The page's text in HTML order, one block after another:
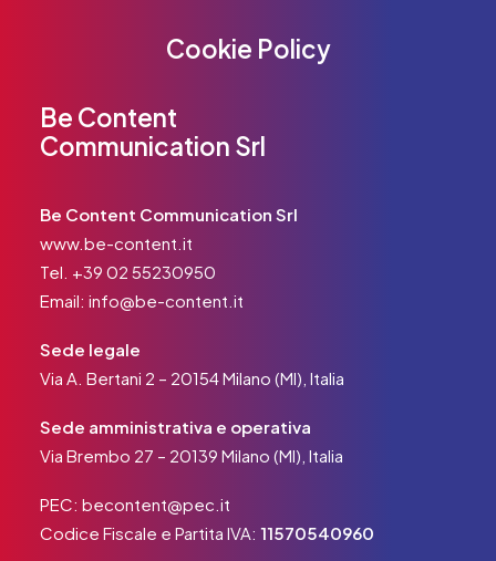
Cookie Policy
Be Content
Communication Srl
Be Content Communication Srl
www.be-content.it
Tel. +39 02 55230950
Email: info@be-content.it
Sede legale
Via A. Bertani 2 – 20154 Milano (MI), Italia
Sede amministrativa e operativa
Via Brembo 27 – 20139 Milano (MI), Italia
PEC: becontent@pec.it
Codice Fiscale e Partita IVA: 11570540960